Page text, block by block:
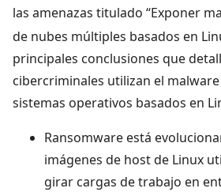
las amenazas titulado “Exponer
de nubes múltiples basados en
principales conclusiones que
cibercriminales utilizan el
sistemas operativos basados en
Ransomware está
imágenes de host de Linux
girar cargas de trabajo en